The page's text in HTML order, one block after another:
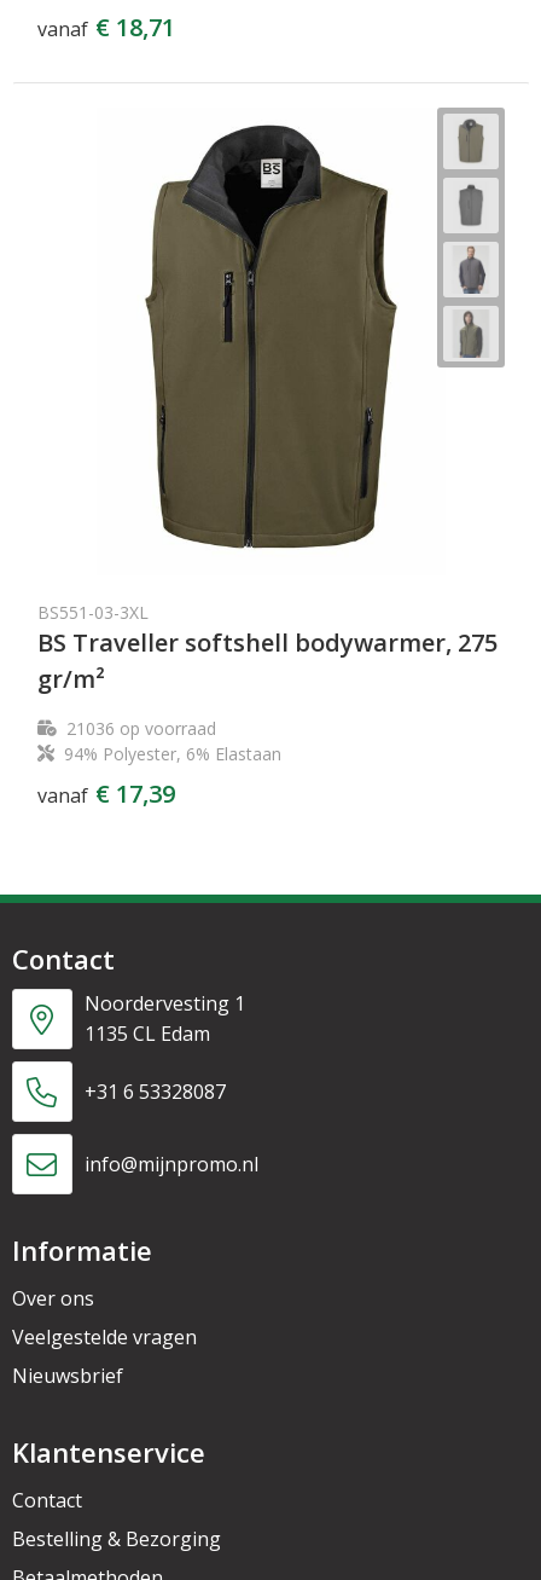
vanaf € 18,71
BS551-03-3XL
BS Traveller softshell bodywarmer, 275
gr/m²
21036 op voorraad
94% Polyester, 6% Elastaan
vanaf € 17,39
Contact
Noordervesting 1
1135 CL Edam
+31 6 53328087
info@mijnpromo.nl
Informatie
Over ons
Veelgestelde vragen
Nieuwsbrief
Klantenservice
Contact
Bestelling & Bezorging